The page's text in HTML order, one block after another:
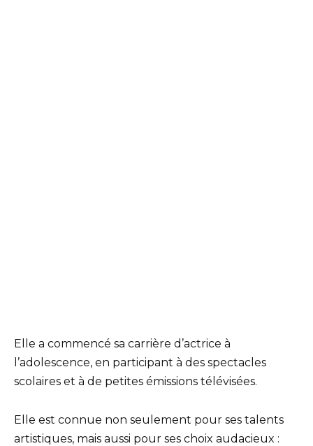
Elle a commencé sa carrière d’actrice à
l’adolescence, en participant à des spectacles
scolaires et à de petites émissions télévisées.
Elle est connue non seulement pour ses talents
artistiques, mais aussi pour ses choix audacieux :